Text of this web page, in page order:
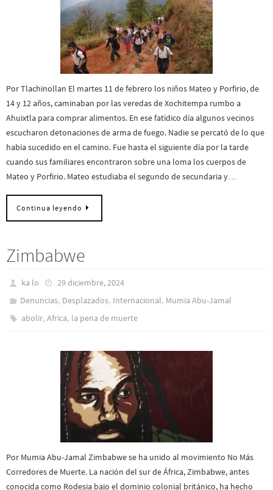
Por Tlachinollan El martes 11 de febrero los niños Mateo y Porfirio, de
14 y 12 años, caminaban por las veredas de Xochitempa rumbo a
Ahuixtla para comprar alimentos. En ese fatídico día algunos vecinos
escucharon detonaciones de arma de fuego. Nadie se percató de lo que
había sucedido en el camino. Fue hasta el siguiente día por la tarde
cuando sus familiares encontraron sobre una loma los cuerpos de
Mateo y Porfirio. Mateo estudiaba el segundo de secundaria y…
Continua leyendo
Zimbabwe
ka lo
29 diciembre, 2024
Denuncias, Desplazados, Internacional, Mumia Abu-Jamal
abolir,Africa, la pena de muerte
Por Mumia Abu-Jamal Zimbabwe se ha unido al movimiento No Más
Corredores de Muerte. La nación del sur de África, Zimbabwe, antes
conocida como Rodesia bajo el dominio colonial británico, ha hecho